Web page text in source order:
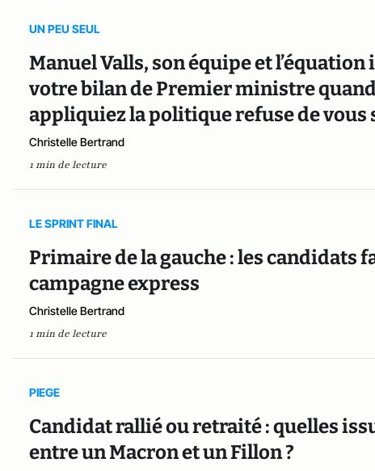
UN PEU SEUL
Manuel Valls, son équipe et
votre bilan de Premier ministre
appliquiez la politique refuse de vous
Christelle Bertrand
1 min de lecture
LE SPRINT FINAL
Primaire de la gauche : les candidats
campagne express
Christelle Bertrand
1 min de lecture
PIEGE
Candidat rallié ou retraité : quelles
entre un Macron et un Fillon ?